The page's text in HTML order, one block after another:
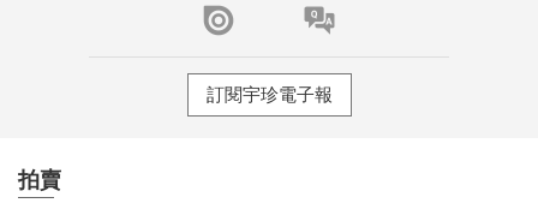
訂閱宇珍電子報
拍賣